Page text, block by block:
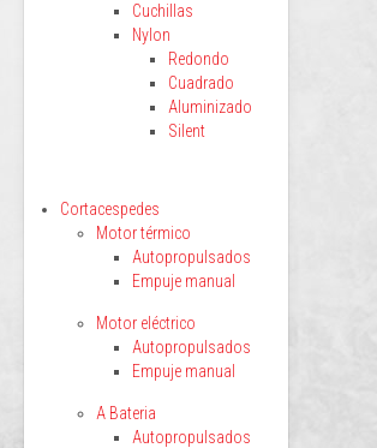
Cuchillas
Nylon
Redondo
Cuadrado
Aluminizado
Silent
Cortacespedes
Motor térmico
Autopropulsados
Empuje manual
Motor eléctrico
Autopropulsados
Empuje manual
A Bateria
Autopropulsados